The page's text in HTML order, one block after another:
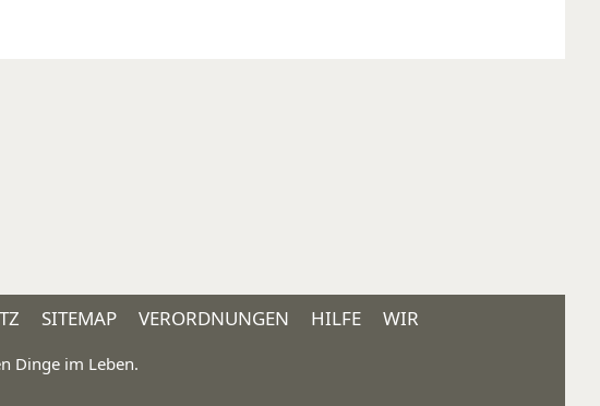
SITEMAP VERORDNUNGEN HILFE WIR
Dinge im Leben.